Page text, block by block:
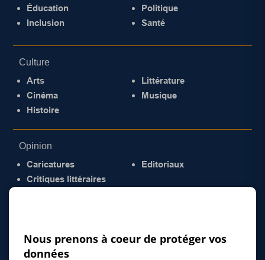
Éducation
Inclusion
Politique
Santé
Culture
Arts
Cinéma
Histoire
Littérature
Musique
Opinion
Caricatures
Critiques littéraires
Éditoriaux
Nous prenons à coeur de protéger vos
données